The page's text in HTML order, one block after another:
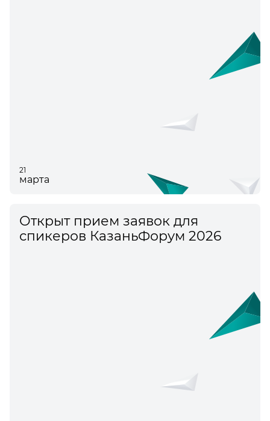
21
марта
Открыт прием заявок для
спикеров КазаньФорум 2026